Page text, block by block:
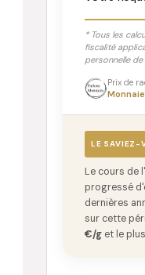
* Tous les
fiscalité
personnelle
Prix de
LE SAVIEZ-
Le cours de
progressé
dernières
sur cette
€/g et le